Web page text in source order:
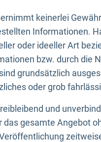
keinerlei
Informationen.
oder ideeller Art
bzw. durch die
grundsätzlich
oder grob
und
das gesamte Angebot